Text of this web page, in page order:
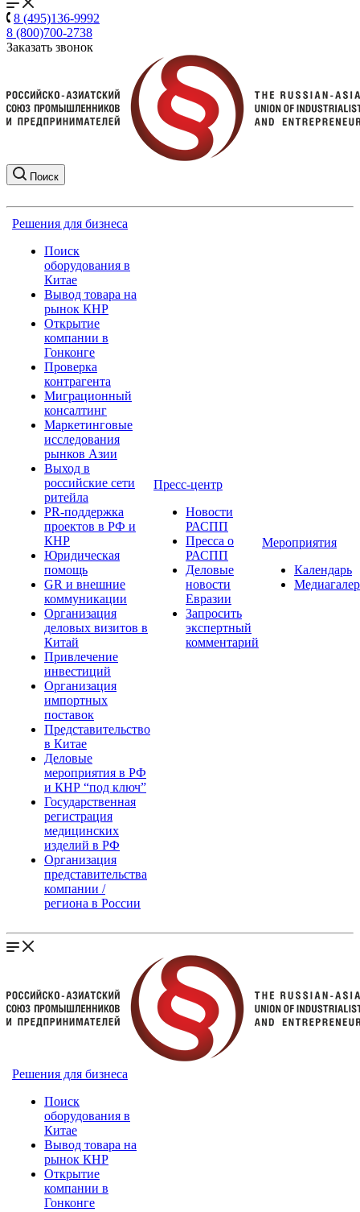
8 (495)136-9992
8 (800)700-2738
Заказать звонок
Поиск
Решения для бизнеса
Поиск
оборудования в
Китае
Вывод товара на
рынок КНР
Открытие
компании в
Гонконге
Проверка
контрагента
Миграционный
консалтинг
Маркетинговые
исследования
рынков Азии
Выход в
российские сети
ритейла
PR-поддержка
проектов в РФ и
КНР
Юридическая
помощь
GR и внешние
коммуникации
Организация
деловых визитов в
Китай
Привлечение
инвестиций
Организация
импортных
поставок
Представительство
в Китае
Деловые
мероприятия в РФ
и КНР “под ключ”
Государственная
регистрация
медицинских
изделий в РФ
Организация
представительства
компании /
региона в России
Пресс-центр
Новости
РАСПП
Пресса о
РАСПП
Деловые
новости
Евразии
Запросить
экспертный
комментарий
Мероприятия
Календарь
Решения для бизнеса
Поиск
оборудования в
Китае
Вывод товара на
рынок КНР
Открытие
компании в
Гонконге